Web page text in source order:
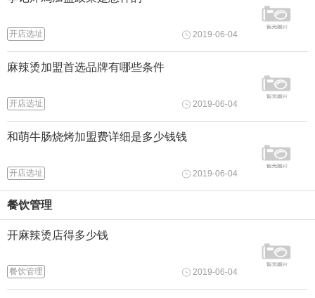
2019-06-04
开店选址
麻辣烫加盟首选品牌有哪些条件
2019-06-04
开店选址
和萌牛肠烧烤加盟费详细是多少钱钱
2019-06-04
开店选址
餐饮管理
开麻辣烫店得多少钱
2019-06-04
餐饮管理